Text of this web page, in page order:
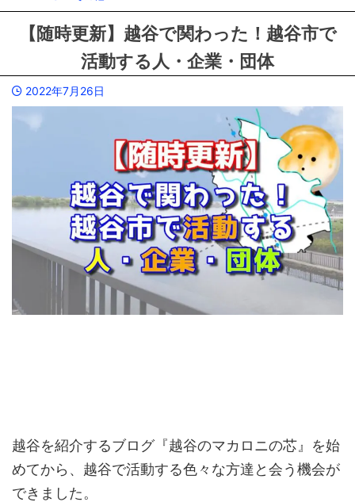
【随時更新】越谷で関わった！越谷市で
活動する人・企業・団体
2022年7月26日
越谷を紹介するブログ『越谷のマカロニの芯』を始
めてから、越谷で活動する色々な方達と会う機会が
できました。